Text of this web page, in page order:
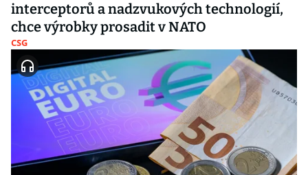
interceptorů a nadzvukových technologií,
chce výrobky prosadit v NATO
CSG